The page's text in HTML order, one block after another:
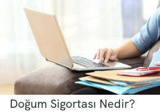
Doğum Sigortası Nedir?